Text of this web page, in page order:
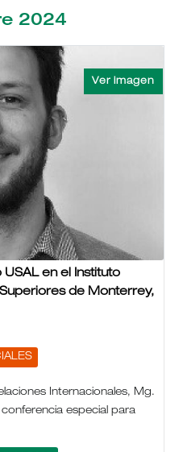
2024
en el Instituto
de Monterrey,
Internacionales, Mg.
especial para